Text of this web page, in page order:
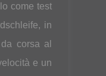
come test
in
corsa al
e un